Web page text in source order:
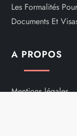
Les Formalités
Documents Et
A PROPOS
Mentions légales